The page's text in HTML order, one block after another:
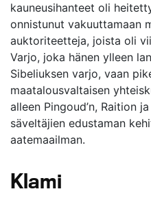
kauneusihanteet oli
onnistunut vakuuttamaan
auktoriteetteja, joista oli
Varjo, joka hänen ylleen
Sibeliuksen varjo, vaan
maatalousvaltaisen
alleen Pingoud’n, Raition
säveltäjien edustaman
aatemaailman.
Klami